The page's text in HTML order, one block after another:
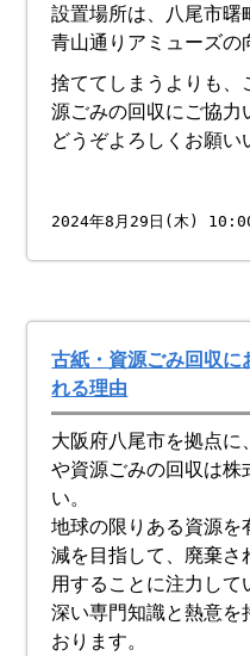
設置場所は、八尾市曙
青山通りアミューズの
捨ててしまうよりも、
源ごみの回収にご協力
どうぞよろしくお願い
2024年8月29日(木)
古紙・資源ごみ回収に
れる理由
大阪府八尾市を拠点
や資源ごみの回収は株
い。
地球の限りある資源
減を目指して、廃棄
用することに注力して
深い専門知識と熱意
おります。